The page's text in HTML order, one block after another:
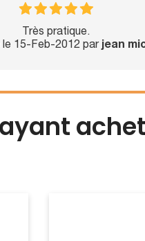
Très pratique.
le 15-Feb-2012 parjean